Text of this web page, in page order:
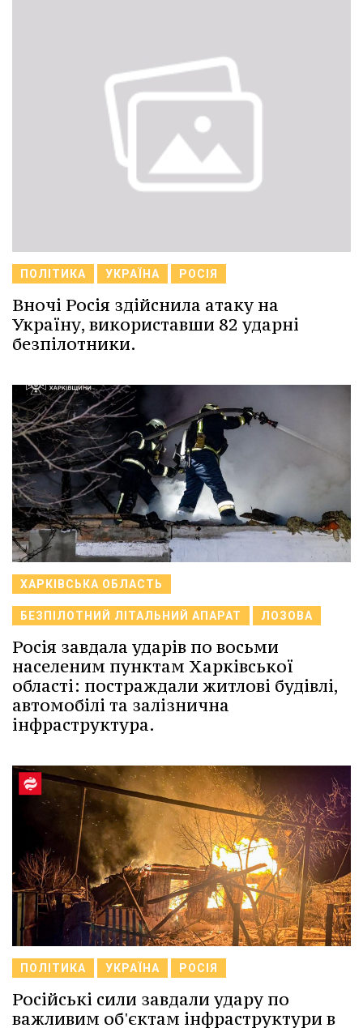
ПОЛІТИКА УКРАЇНА РОСІЯ
Вночі Росія здійснила атаку на
Україну, використавши 82 ударні
безпілотники.
ХАРКІВСЬКА ОБЛАСТЬ
БЕЗПІЛОТНИЙ ЛІТАЛЬНИЙ АПАРАТ ЛОЗОВА
Росія завдала ударів по восьми
населеним пунктам Харківської
області: постраждали житлові будівлі,
автомобілі та залізнична
інфраструктура.
ПОЛІТИКА УКРАЇНА РОСІЯ
Російські сили завдали удару по
важливим об'єктам інфраструктури в